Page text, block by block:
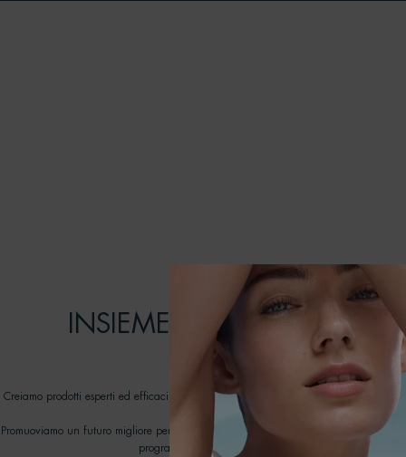
[ IMPEGNI ]
INSIEME POSSIAMO FARE
DIFFERENZA
Creiamo prodotti esperti ed efficaci, pensati per durare: prendendoci cura della
rispetto degli oceani.
Promuoviamo un futuro migliore per i nostri oceani lavorando con ONG dedicate
programma Biotherm Water Lovers dal 2012.